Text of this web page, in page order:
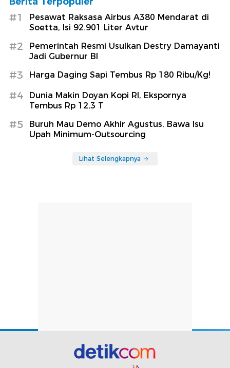
#1
Pesawat Raksasa Airbus A380 Mendarat di
Soetta, Isi 92.901 Liter Avtur
#2
Pemerintah Resmi Usulkan Destry Damayanti
Jadi Gubernur BI
#3 Harga Daging Sapi Tembus Rp 180 Ribu/Kg!
#4
Dunia Makin Doyan Kopi RI, Ekspornya
Tembus Rp 12,3 T
#5
Buruh Mau Demo Akhir Agustus, Bawa Isu
Upah Minimum-Outsourcing
Lihat Selengkapnya